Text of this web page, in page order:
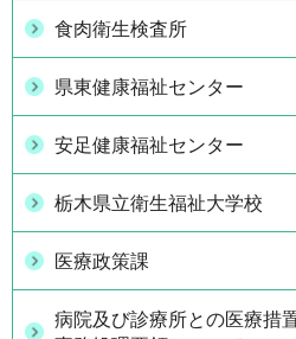
食肉衛生検査所
県東健康福祉センター
安足健康福祉センター
栃木県立衛生福祉大学校
医療政策課
病院及び診療所との医療措